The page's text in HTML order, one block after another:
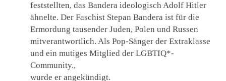
feststellten, das Bandera ideologisch Adolf Hitler
ähnelte. Der Faschist Stepan Bandera ist für die
Ermordung tausender Juden, Polen und Russen
mitverantwortlich. Als Pop-Sänger der Extraklasse
und ein mutiges Mitglied der LGBTIQ*-
Community.,
wurde er angekündigt.